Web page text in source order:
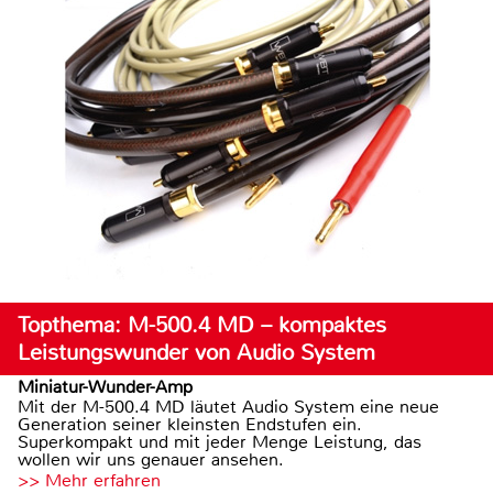
Topthema: M-500.4 MD – kompaktes
Leistungswunder von Audio System
Miniatur-Wunder-Amp
Mit der M-500.4 MD läutet Audio System eine neue
Generation seiner kleinsten Endstufen ein.
Superkompakt und mit jeder Menge Leistung, das
wollen wir uns genauer ansehen.
>> Mehr erfahren